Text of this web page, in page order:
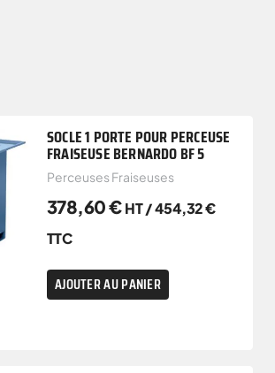
SOCLE 1 PORTE POUR PERCEUSE
FRAISEUSE BERNARDO BF 5
Perceuses Fraiseuses
378,60€HT /454,32€
TTC
AJOUTER AU PANIER